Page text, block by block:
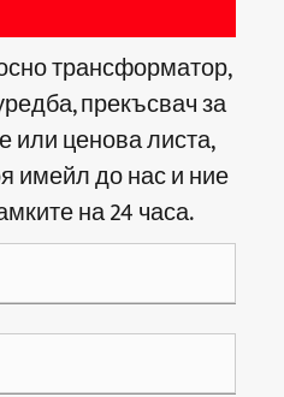
трансформатор,
прекъсвач за
или ценова листа,
имейл до нас и ние
на 24 часа.